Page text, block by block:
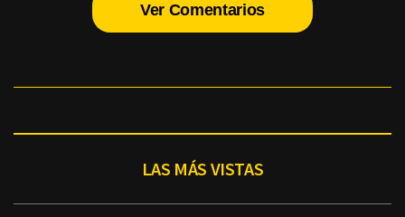
Ver Comentarios
LAS MÁS VISTAS